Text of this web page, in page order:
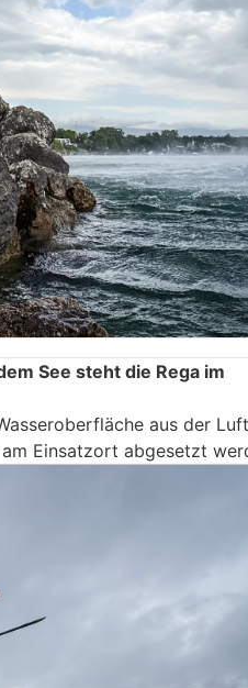
See steht die Rega im
aus der Luft
Einsatzort abgesetzt